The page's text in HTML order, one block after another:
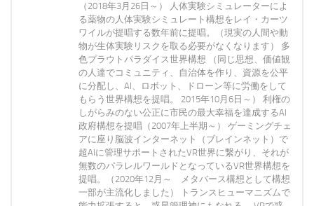
（2018年3月26日～） 人体実験シミュレーターによ
る薬物の人体実験シミュレート構想をレイ・カーツ
ワイルが提唱する数年前に提唱。（現実の人間や動
物が生体実験リスクを取る必要がなくなります） 多
色プラウトパラダイス世界構想 （同じ思想、価値観
の人達でコミュニティ、自治体を作り、資源を公平
に分配し、AI、ロボット、ドローン等に労働をして
もらう世界構想を提唱。 2015年10月6日～） 利権の
しがらみのない公正に市民の最大幸福を達成するAI
政府構想を提唱（2007年上半期～） ゲーミングチェ
アに座り脳波インターネット（ブレインネット）で
超AIに管理サポートされたVR世界に繋がり、それが
無数のパラレルワールドとなっているVR世界構想を
提唱。（2020年12月～ メタバース構想として構想
一部が主流化しました） トランスヒューマニズムで